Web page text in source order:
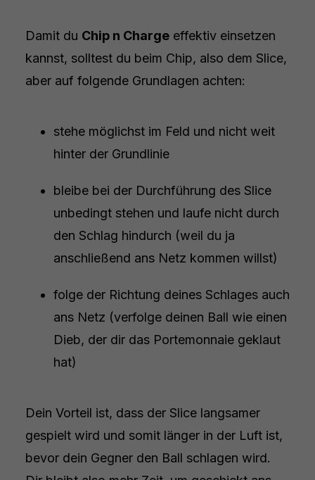
Damit du Chip n Chargeeffektiv einsetzen
kannst, solltest du beim Chip, also dem Slice,
aber auf folgende Grundlagen achten:
stehe möglichst im Feld und nicht weit
hinter der Grundlinie
bleibe bei der Durchführung des Slice
unbedingt stehen und laufe nicht durch
den Schlag hindurch (weil du ja
anschließend ans Netz kommen willst)
folge der Richtung deines Schlages auch
ans Netz (verfolge deinen Ball wie einen
Dieb, der dir das Portemonnaie geklaut
hat)
Dein Vorteil ist, dass der Slice langsamer
gespielt wird und somit länger in der Luft ist,
bevor dein Gegner den Ball schlagen wird.